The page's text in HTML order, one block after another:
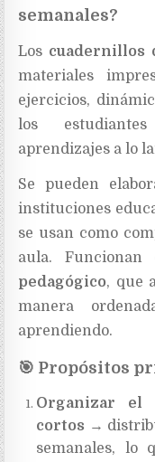
semanales?
Los cuadernillos
materiales
ejercicios,
los
aprendizajes a lo
Se pueden
instituciones
se usan como
aula.
pedagógico, que
manera
aprendiendo.
🎯 Propósitos
Organizar el
cortos →
semanales, lo